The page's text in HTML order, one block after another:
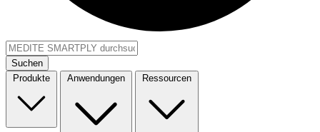
Suchen
Produkte
Anwendungen Ressourcen